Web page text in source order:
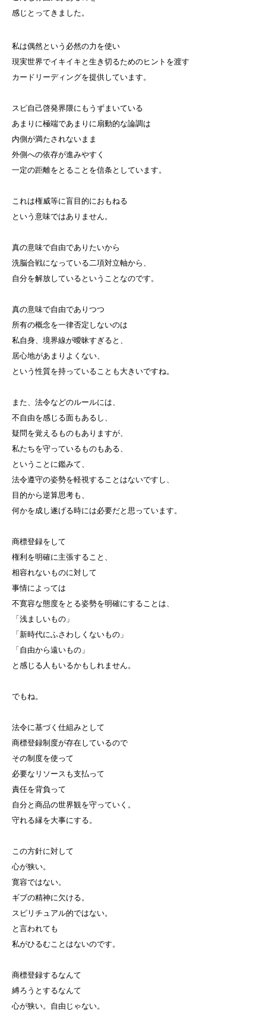
感じとってきました。
私は偶然という必然の力を使い
現実世界でイキイキと生き切るためのヒントを渡す
カードリーディングを提供しています。
スピ自己啓発界隈にもうずまいている
あまりに極端であまりに扇動的な論調は
内側が満たされないまま
外側への依存が進みやすく
一定の距離をとることを信条としています。
これは権威等に盲目的におもねる
という意味ではありません。
真の意味で自由でありたいから
洗脳合戦になっている二項対立軸から、
自分を解放しているということなのです。
真の意味で自由でありつつ
所有の概念を一律否定しないのは
私自身、境界線が曖昧すぎると、
居心地があまりよくない、
という性質を持っていることも大きいですね。
また、法令などのルールには、
不自由を感じる面もあるし、
疑問を覚えるものもありますが、
私たちを守っているものもある、
ということに鑑みて、
法令遵守の姿勢を軽視することはないですし、
目的から逆算思考も、
何かを成し遂げる時には必要だと思っています。
商標登録をして
権利を明確に主張すること、
相容れないものに対して
事情によっては
不寛容な態度をとる姿勢を明確にすることは、
「浅ましいもの」
「新時代にふさわしくないもの」
「自由から遠いもの」
と感じる人もいるかもしれません。
でもね。
法令に基づく仕組みとして
商標登録制度が存在しているので
その制度を使って
必要なリソースも支払って
責任を背負って
自分と商品の世界観を守っていく。
守れる縁を大事にする。
この方針に対して
心が狭い。
寛容ではない。
ギブの精神に欠ける。
スピリチュアル的ではない。
と言われても
私がひるむことはないのです。
商標登録するなんて
縛ろうとするなんて
心が狭い。自由じゃない。